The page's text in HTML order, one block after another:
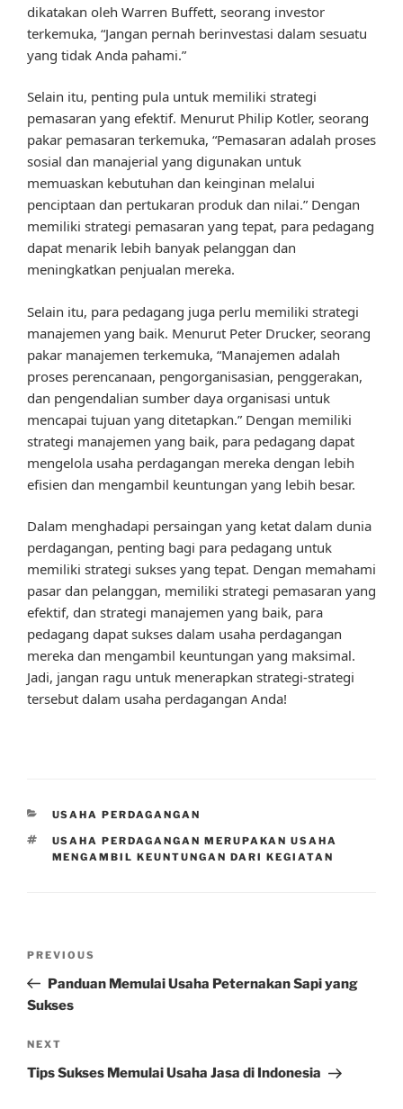
dikatakan oleh Warren Buffett, seorang investor
terkemuka, “Jangan pernah berinvestasi dalam sesuatu
yang tidak Anda pahami.”
Selain itu, penting pula untuk memiliki strategi
pemasaran yang efektif. Menurut Philip Kotler, seorang
pakar pemasaran terkemuka, “Pemasaran adalah proses
sosial dan manajerial yang digunakan untuk
memuaskan kebutuhan dan keinginan melalui
penciptaan dan pertukaran produk dan nilai.” Dengan
memiliki strategi pemasaran yang tepat, para pedagang
dapat menarik lebih banyak pelanggan dan
meningkatkan penjualan mereka.
Selain itu, para pedagang juga perlu memiliki strategi
manajemen yang baik. Menurut Peter Drucker, seorang
pakar manajemen terkemuka, “Manajemen adalah
proses perencanaan, pengorganisasian, penggerakan,
dan pengendalian sumber daya organisasi untuk
mencapai tujuan yang ditetapkan.” Dengan memiliki
strategi manajemen yang baik, para pedagang dapat
mengelola usaha perdagangan mereka dengan lebih
efisien dan mengambil keuntungan yang lebih besar.
Dalam menghadapi persaingan yang ketat dalam dunia
perdagangan, penting bagi para pedagang untuk
memiliki strategi sukses yang tepat. Dengan memahami
pasar dan pelanggan, memiliki strategi pemasaran yang
efektif, dan strategi manajemen yang baik, para
pedagang dapat sukses dalam usaha perdagangan
mereka dan mengambil keuntungan yang maksimal.
Jadi, jangan ragu untuk menerapkan strategi-strategi
tersebut dalam usaha perdagangan Anda!
CATEGORIES
USAHA PERDAGANGAN
TAGS
USAHA PERDAGANGAN MERUPAKAN USAHA
MENGAMBIL KEUNTUNGAN DARI KEGIATAN
Previous
Post
PREVIOUS
Panduan Memulai Usaha Peternakan Sapi yang
Sukses
Next
Post
NEXT
Tips Sukses Memulai Usaha Jasa di Indonesia